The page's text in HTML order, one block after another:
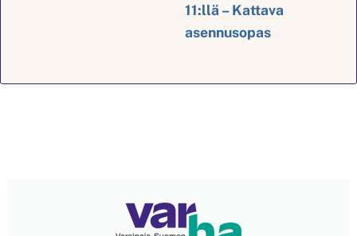
11:llä – Kattava
asennusopas